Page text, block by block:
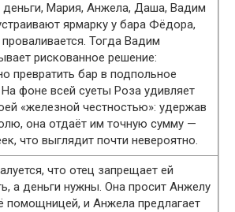
Мария, Анжела, Даша, Вадим
ярмарку у бара Фёдора,
Тогда Вадим
рискованное решение:
превратить бар в подпольное
фоне всей суеты Роза удивляет
«железной честностью»: удержав
она отдаёт им точную сумму —
что выглядит почти невероятно.
что отец запрещает ей
а деньги нужны. Она просит Анжелу
помощницей, и Анжела предлагает